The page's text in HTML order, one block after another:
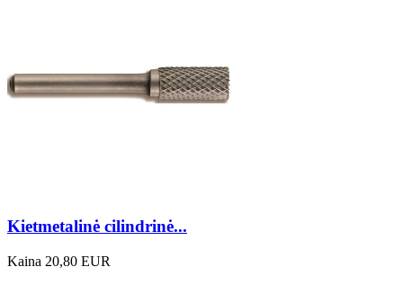
Kietmetalinė cilindrinė...
Kaina 20,80 EUR